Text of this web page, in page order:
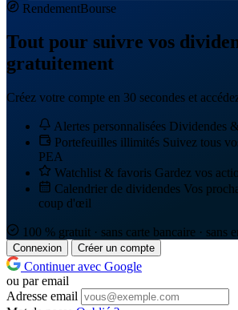
RendementBourse
Tout pour suivre vos
gratuitement
Créez votre compte en 30 secondes et
Alertes personnalisées Dividendes
Portefeuilles illimités Suivez tous
PEA
Watchlist & favoris Gardez vos
Calendrier de dividendes Vos
coup d'œil
100 % gratuit · sans carte bancaire · sans
Connexion Créer un compte
Continuer avec Google
ou par email
Adresse email